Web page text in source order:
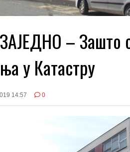
– Зашто
у Катастру
14:57 0